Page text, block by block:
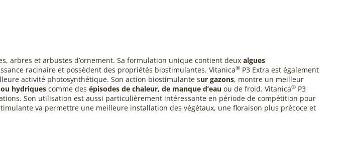
arbres et arbustes d’ornement. Sa formulation unique contient deux algues
racinaire et possèdent des propriétés biostimulantes. Vitanica® P3 Extra est également
activité photosynthétique. Son action biostimulante sur gazons, montre un meilleur
hydriques comme des épisodes de chaleur, de manque d’eau ou de froid. Vitanica® P3
Son utilisation est aussi particulièrement intéressante en période de compétition pour
va permettre une meilleure installation des végétaux, une floraison plus précoce et